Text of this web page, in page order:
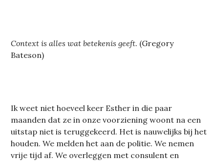
Context is alles wat betekenis geeft. (Gregory
Bateson)
Ik weet niet hoeveel keer Esther in die paar
maanden dat ze in onze voorziening woont na een
uitstap niet is teruggekeerd. Het is nauwelijks bij het
houden. We melden het aan de politie. We nemen
vrije tijd af. We overleggen met consulent en